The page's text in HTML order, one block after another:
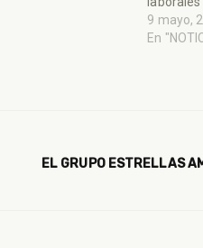
9 mayo,
En
EL GRUPO ESTRELLAS